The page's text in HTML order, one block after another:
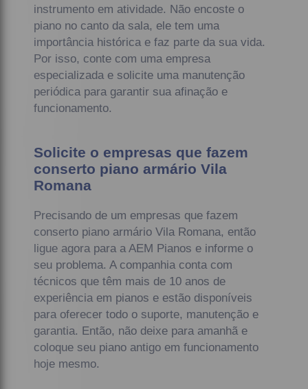
instrumento em atividade. Não encoste o
piano no canto da sala, ele tem uma
importância histórica e faz parte da sua vida.
Por isso, conte com uma empresa
especializada e solicite uma manutenção
periódica para garantir sua afinação e
funcionamento.
Solicite o empresas que fazem
conserto piano armário Vila
Romana
Precisando de um empresas que fazem
conserto piano armário Vila Romana, então
ligue agora para a AEM Pianos e informe o
seu problema. A companhia conta com
técnicos que têm mais de 10 anos de
experiência em pianos e estão disponíveis
para oferecer todo o suporte, manutenção e
garantia. Então, não deixe para amanhã e
coloque seu piano antigo em funcionamento
hoje mesmo.